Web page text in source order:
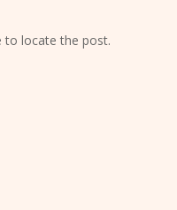
to locate the post.